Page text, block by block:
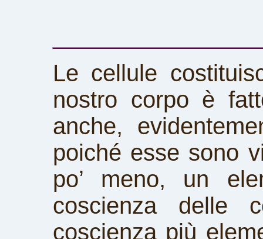
Le cellule
nostro corpo è
anche,
poiché esse sono
po’ meno, un
coscienza delle
coscienza più